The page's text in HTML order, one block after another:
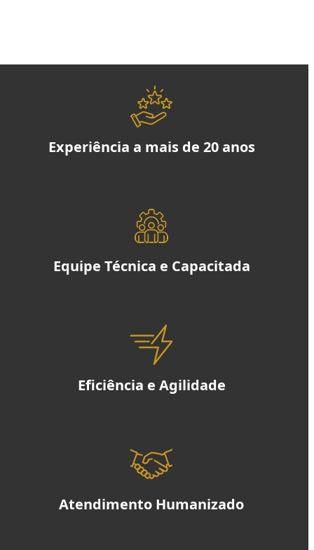
Experiência a mais de 20 anos
Equipe Técnica e Capacitada
Eficiência e Agilidade
Atendimento Humanizado